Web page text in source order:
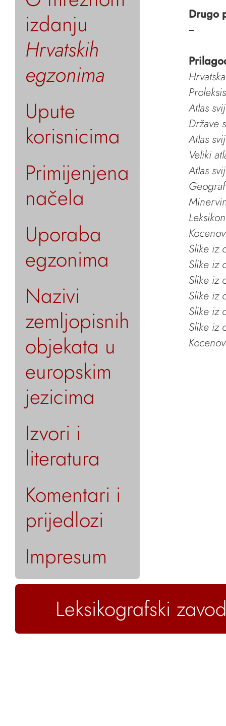
izdanju
Hrvatskih
egzonima
Upute
korisnicima
Primijenjena
načela
Uporaba
egzonima
Nazivi
zemljopisnih
objekata u
europskim
jezicima
Izvori i
literatura
Komentari i
prijedlozi
Impresum
Drugo
–
Atlas
Države
Atlas
Veliki
Atlas
Slike iz
Slike iz
Slike iz
Slike iz
Slike iz
Slike iz
Leksikografski